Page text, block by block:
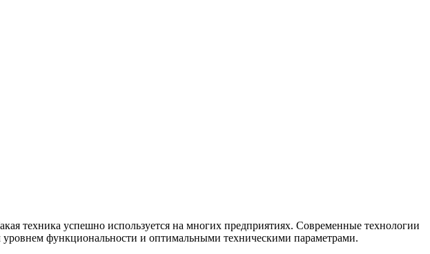
техника успешно используется на многих предприятиях. Современные технологии
функциональности и оптимальными техническими параметрами.